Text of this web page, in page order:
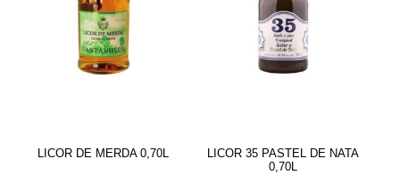
LICOR DE MERDA 0,70L
LICOR 35 PASTEL DE NATA
0,70L